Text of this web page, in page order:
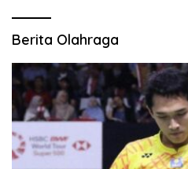
Berita Olahraga